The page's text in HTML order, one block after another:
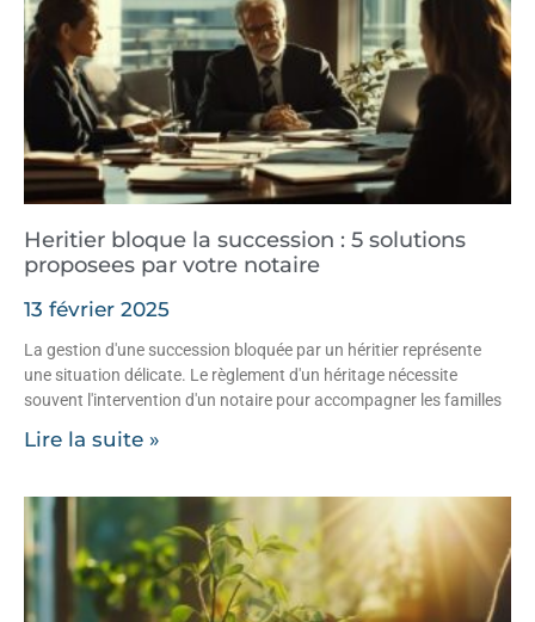
Heritier bloque la succession : 5 solutions
proposees par votre notaire
13 février 2025
La gestion d'une succession bloquée par un héritier représente
une situation délicate. Le règlement d'un héritage nécessite
souvent l'intervention d'un notaire pour accompagner les familles
Lire la suite »